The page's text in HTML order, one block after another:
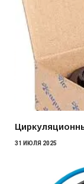
31 ИЮЛЯ 2025